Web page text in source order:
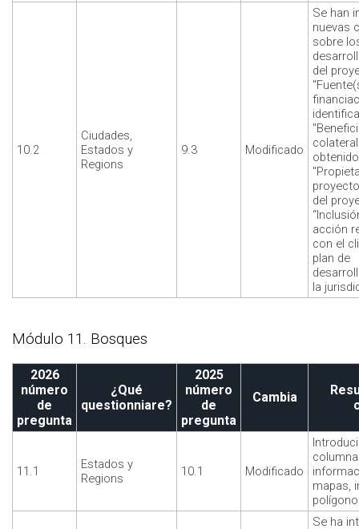
10.2
Ciudades,
Estados y
Regions
9.3 Modificado
Se han
nuevas
sobre
del
del
acción
con el
plan de
la
Módulo 11. Bosques
2026
número
de
pregunta
¿Qué
questionniare?
2025
número
de
pregunta
Cambia
11.1
Estados y
Regions
10.1 Modificado
mapas,
Se ha